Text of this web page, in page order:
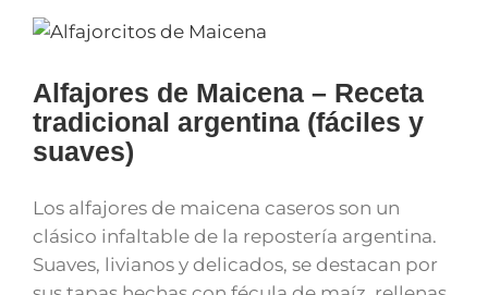
Alfajores de Maicena – Receta
tradicional argentina (fáciles y
suaves)
Los alfajores de maicena caseros son un
clásico infaltable de la repostería argentina.
Suaves, livianos y delicados, se destacan por